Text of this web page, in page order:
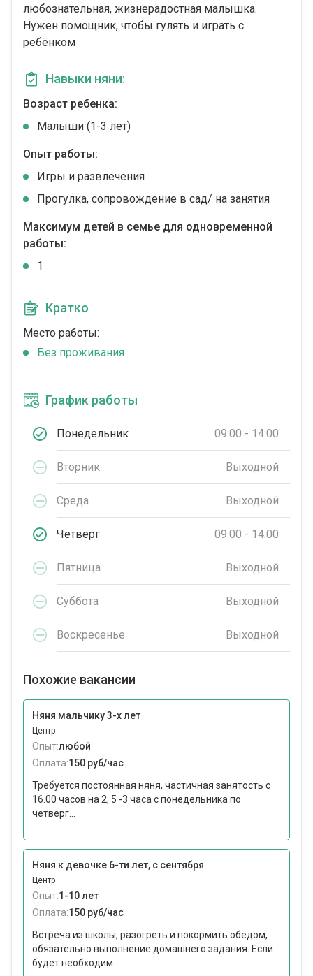
любознательная, жизнерадостная малышка.
Нужен помощник, чтобы гулять и играть с
ребёнком
Навыки няни:
Возраст ребенка:
Малыши (1-3 лет)
Опыт работы:
Игры и развлечения
Прогулка, сопровождение в сад/ на занятия
Максимум детей в семье для одновременной
работы:
1
Кратко
Место работы:
Без проживания
График работы
Понедельник 09:00 - 14:00
Вторник Выходной
Среда Выходной
Четверг 09:00 - 14:00
Пятница Выходной
Суббота Выходной
Воскресенье Выходной
Похожие вакансии
Няня мальчику 3-х лет
Центр
Опыт:любой
Оплата:150 руб/час
Требуется постоянная няня, частичная занятость с
16.00 часов на 2, 5 -3 часа с понедельника по
четверг...
Няня к девочке 6-ти лет, с сентября
Центр
Опыт:1-10 лет
Оплата:150 руб/час
Встреча из школы, разогреть и покормить обедом,
обязательно выполнение домашнего задания. Если
будет необходим...